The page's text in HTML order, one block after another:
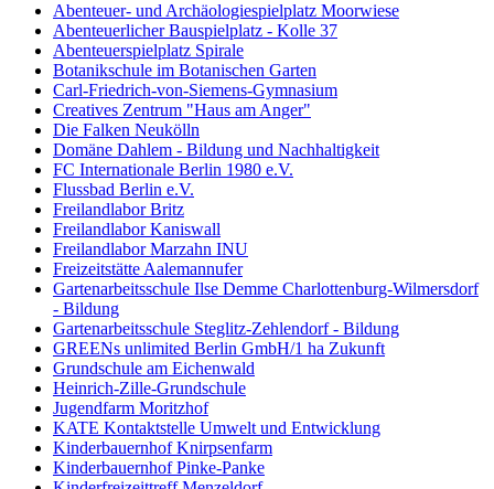
Abenteuer- und Archäologiespielplatz Moorwiese
Abenteuerlicher Bauspielplatz - Kolle 37
Abenteuerspielplatz Spirale
Botanikschule im Botanischen Garten
Carl-Friedrich-von-Siemens-Gymnasium
Creatives Zentrum "Haus am Anger"
Die Falken Neukölln
Domäne Dahlem - Bildung und Nachhaltigkeit
FC Internationale Berlin 1980 e.V.
Flussbad Berlin e.V.
Freilandlabor Britz
Freilandlabor Kaniswall
Freilandlabor Marzahn INU
Freizeitstätte Aalemannufer
Gartenarbeitsschule Ilse Demme Charlottenburg-Wilmersdorf
- Bildung
Gartenarbeitsschule Steglitz-Zehlendorf - Bildung
GREENs unlimited Berlin GmbH/1 ha Zukunft
Grundschule am Eichenwald
Heinrich-Zille-Grundschule
Jugendfarm Moritzhof
KATE Kontaktstelle Umwelt und Entwicklung
Kinderbauernhof Knirpsenfarm
Kinderbauernhof Pinke-Panke